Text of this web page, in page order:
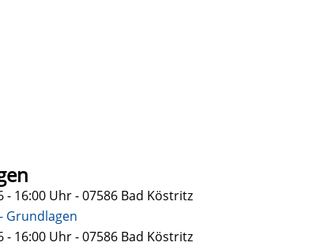
- 16:00 Uhr- 07586 Bad Köstritz
Grundlagen
- 16:00 Uhr- 07586 Bad Köstritz